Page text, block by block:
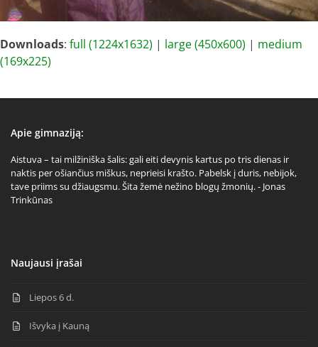
Downloads: full (1224x1632) | large (450x600) | medium
(169x225)
Apie gimnaziją:
Aistuva – tai milžiniška šalis: gali eiti devynis kartus po tris dienas ir
naktis per ošiančius miškus, neprieisi krašto. Pabelsk į duris, nebijok,
tave priims su džiaugsmu. Šita žemė nežino blogų žmonių. - Jonas
Trinkūnas
Naujausi įrašai
Liepos 6 d.
Išvyka į Kauną